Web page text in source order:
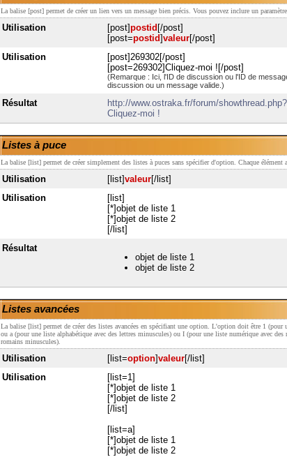
La balise [post] permet de créer un lien vers un message bien précis. Vous pouvez inclure un
Utilisation [post]postid [/post]
[post=postid]valeur[/post]
Utilisation
[post]269302[/post]
[post=269302]Cliquez-moi ![/post]
(Remarque : Ici, l'ID de discussion ou l'ID de
discussion ou un message valide.)
Résultat
http://www.ostraka.fr/forum/
Cliquez-moi !
Listes à puce
La balise [list] permet de créer simplement des listes à puces sans spécifier d'option. Chaque élément
Utilisation [list]valeur[/list]
Utilisation
[list]
[*]objet de liste 1
[*]objet de liste 2
[/list]
Résultat
objet de liste 1
objet de liste 2
Listes avancées
La balise [list] permet de créer des listes avancées en spécifiant une option. L'option doit être 1
ou a (pour une liste alphabétique avec des lettres minuscules) ou I (pour une liste numérique avec
romains minuscules).
Utilisation [list=option]valeur[/list]
Utilisation
[list=1]
[*]objet de liste 1
[*]objet de liste 2
[/list]
[list=a]
[*]objet de liste 1
[*]objet de liste 2